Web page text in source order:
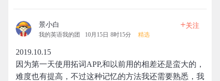
景小白
我的英语我的团 10月15日 8时15分 精选
+关注
2019.10.15
因为第一天使用拓词APP,和以前用的相差还是蛮大的，
难度也有提高，不过这种记忆的方法我还需要熟悉，我